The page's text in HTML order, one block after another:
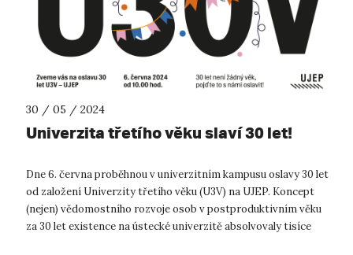
30 / 05 / 2024
Univerzita třetího věku slaví 30 let!
Dne 6. června proběhnou v univerzitním kampusu oslavy 30 let
od založení Univerzity třetího věku (U3V) na UJEP. Koncept
(nejen) vědomostního rozvoje osob v postproduktivním věku
za 30 let existence na ústecké univerzitě absolvovaly tisíce